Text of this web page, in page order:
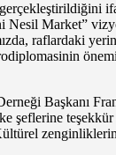
Nesil Market”
raflardaki
Başkanı
şeflerine